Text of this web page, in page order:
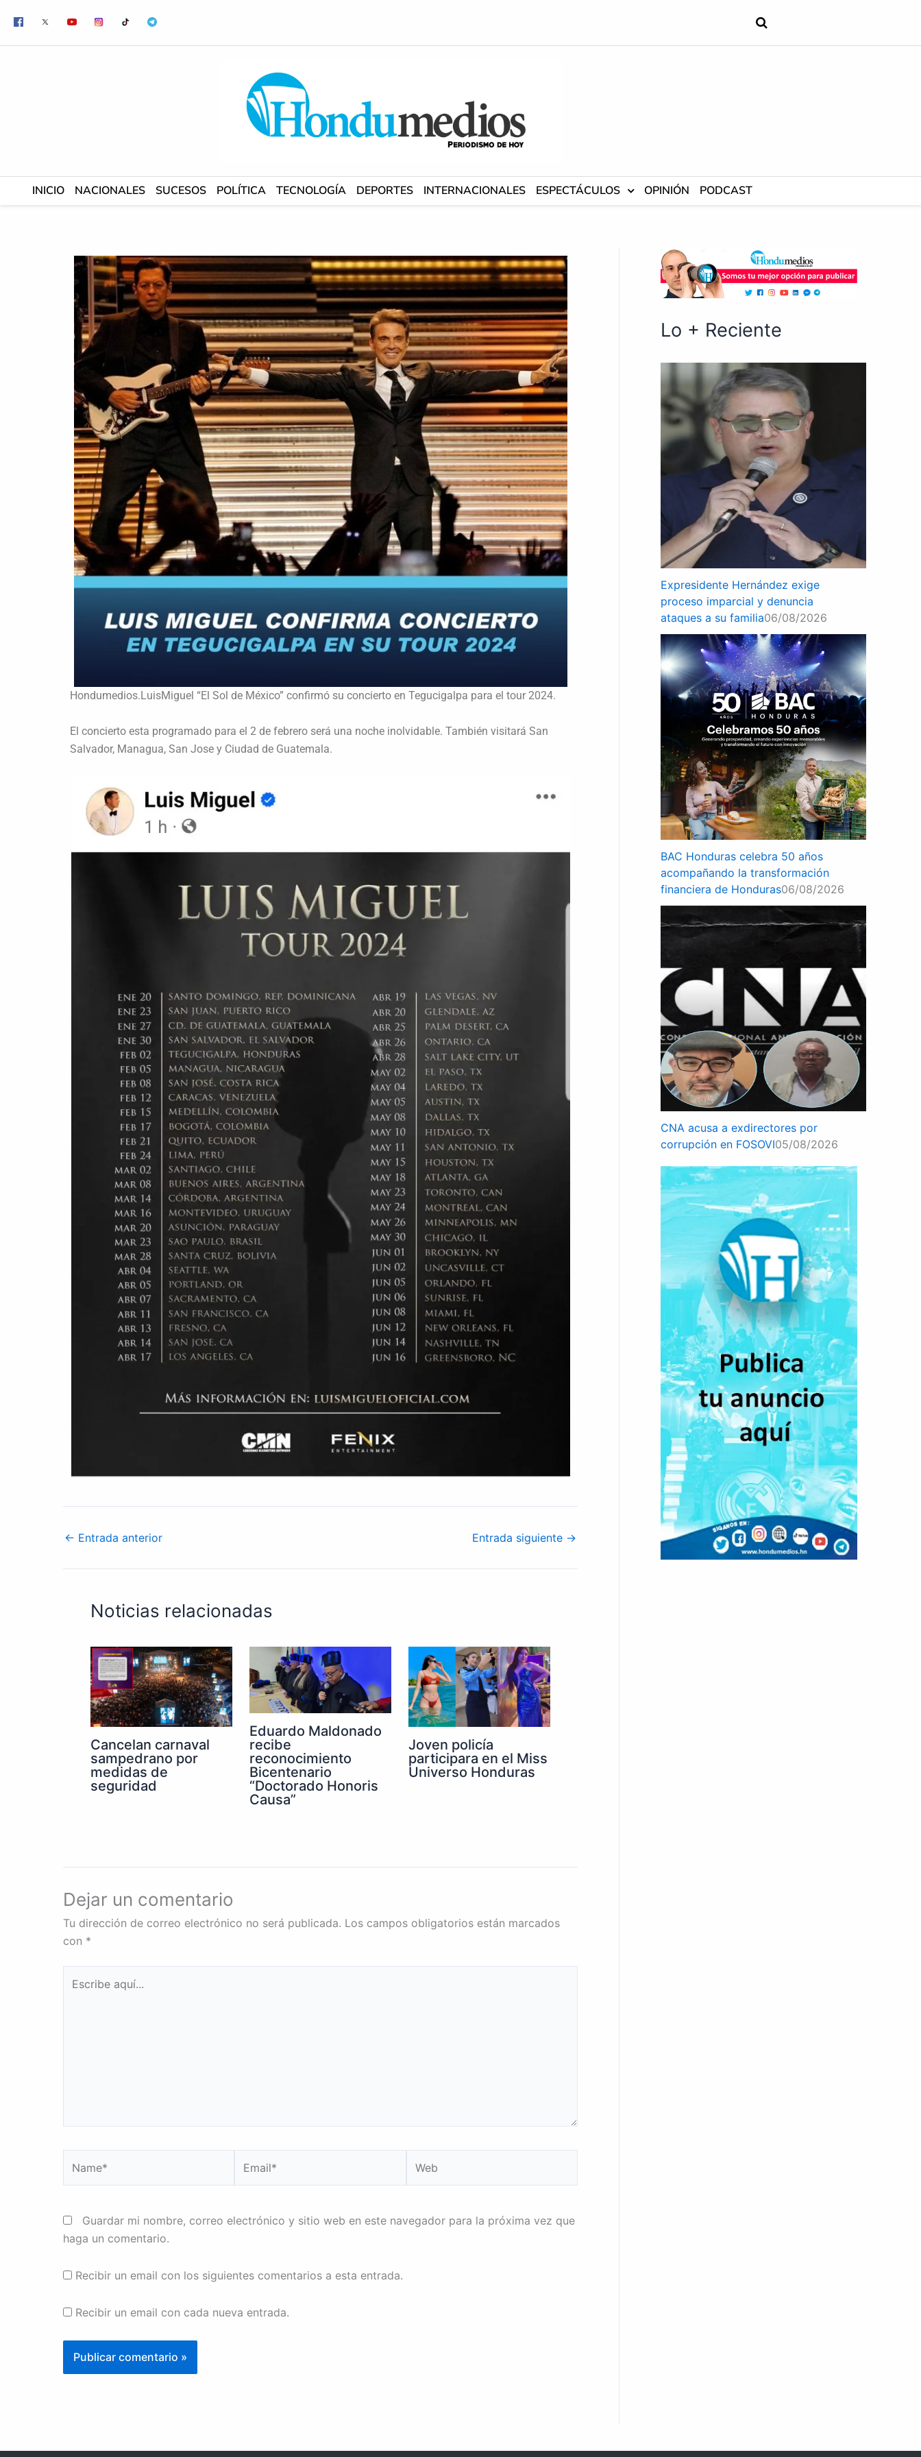
contenido
INICIO NACIONALES SUCESOS POLÍTICA TECNOLOGÍA DEPORTES INTERNACIONALES ESPECTÁCULOS OPINIÓN PODCAST
Hondumedios.LuisMiguel “El Sol de México” confirmó su concierto en Tegucigalpa para el tour 2024.
El concierto esta programado para el 2 de febrero será una noche inolvidable. También visitará San
Salvador, Managua, San Jose y Ciudad de Guatemala.
← Entrada anterior Entrada siguiente →
Noticias relacionadas
Cancelan carnaval
sampedrano por
medidas de
seguridad
Eduardo Maldonado
recibe
reconocimiento
Bicentenario
“Doctorado Honoris
Causa”
Joven policía
participara en el Miss
Universo Honduras
Dejar un comentario
Tu dirección de correo electrónico no será publicada. Los campos obligatorios están marcados
con *
aquí...
Guardar mi nombre, correo electrónico y sitio web en este navegador para la próxima vez que
haga un comentario.
Recibir un email con los siguientes comentarios a esta entrada.
Recibir un email con cada nueva entrada.
Lo + Reciente
Expresidente Hernández exige
proceso imparcial y denuncia
ataques a su familia06/08/2026
BAC Honduras celebra 50 años
acompañando la transformación
financiera de Honduras06/08/2026
CNA acusa a exdirectores por
corrupción en FOSOVI05/08/2026